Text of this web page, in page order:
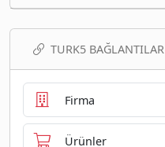
TURK5 BAĞLANTILAR
Firma
Ürünler